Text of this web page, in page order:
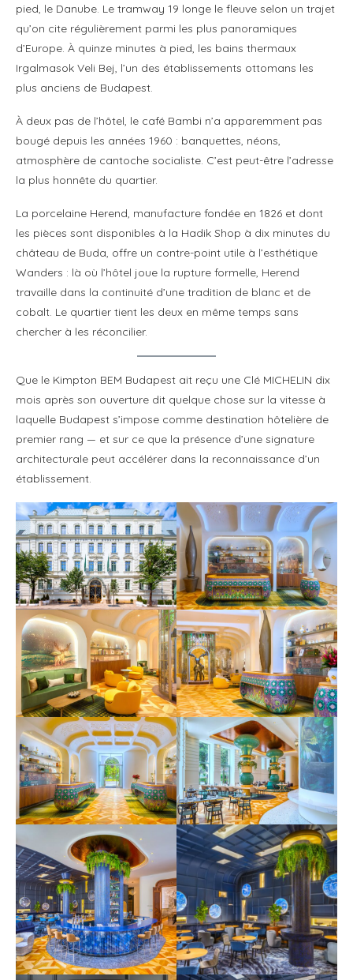
pied, le Danube. Le tramway 19 longe le fleuve selon un trajet
qu’on cite régulièrement parmi les plus panoramiques
d’Europe. À quinze minutes à pied, les bains thermaux
Irgalmasok Veli Bej, l’un des établissements ottomans les
plus anciens de Budapest.
À deux pas de l’hôtel, le café Bambi n’a apparemment pas
bougé depuis les années 1960 : banquettes, néons,
atmosphère de cantoche socialiste. C’est peut-être l’adresse
la plus honnête du quartier.
La porcelaine Herend, manufacture fondée en 1826 et dont
les pièces sont disponibles à la Hadik Shop à dix minutes du
château de Buda, offre un contre-point utile à l’esthétique
Wanders : là où l’hôtel joue la rupture formelle, Herend
travaille dans la continuité d’une tradition de blanc et de
cobalt. Le quartier tient les deux en même temps sans
chercher à les réconcilier.
Que le Kimpton BEM Budapest ait reçu une Clé MICHELIN dix
mois après son ouverture dit quelque chose sur la vitesse à
laquelle Budapest s’impose comme destination hôtelière de
premier rang — et sur ce que la présence d’une signature
architecturale peut accélérer dans la reconnaissance d’un
établissement.